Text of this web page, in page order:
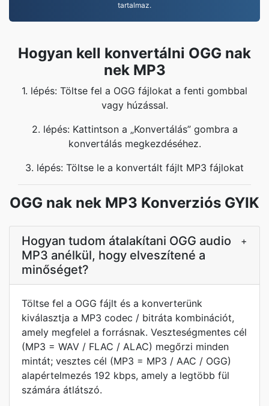
tartalmaz.
Hogyan kell konvertálni OGG nak
nek MP3
1. lépés: Töltse fel a OGG fájlokat a fenti gombbal
vagy húzással.
2. lépés: Kattintson a „Konvertálás” gombra a
konvertálás megkezdéséhez.
3. lépés: Töltse le a konvertált fájlt MP3 fájlokat
OGG nak nek MP3 Konverziós GYIK
Hogyan tudom átalakítani OGG audio
MP3 anélkül, hogy elveszítené a
minőséget?
+
Töltse fel a OGG fájlt és a konverterünk
kiválasztja a MP3 codec / bitráta kombinációt,
amely megfelel a forrásnak. Veszteségmentes cél
(MP3 = WAV / FLAC / ALAC) megőrzi minden
mintát; vesztes cél (MP3 = MP3 / AAC / OGG)
alapértelmezés 192 kbps, amely a legtöbb fül
számára átlátszó.